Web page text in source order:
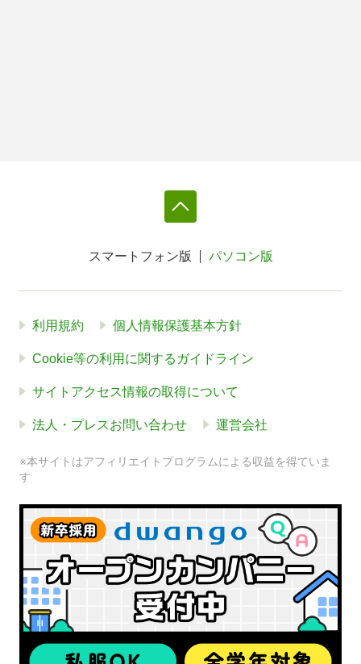
スマートフォン版 パソコン版
利用規約 個人情報保護基本方針
Cookie等の利用に関するガイドライン
サイトアクセス情報の取得について
法人・プレスお問い合わせ 運営会社
※本サイトはアフィリエイトプログラムによる収益を得ていま
す